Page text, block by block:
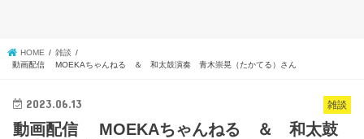
HOME
雑談
動画配信 MOEKAちゃんねる ＆ 和太鼓演奏 青木崇晃（たかてる）さん
雑談
2023.06.13
動画配信 MOEKAちゃんねる ＆ 和太鼓